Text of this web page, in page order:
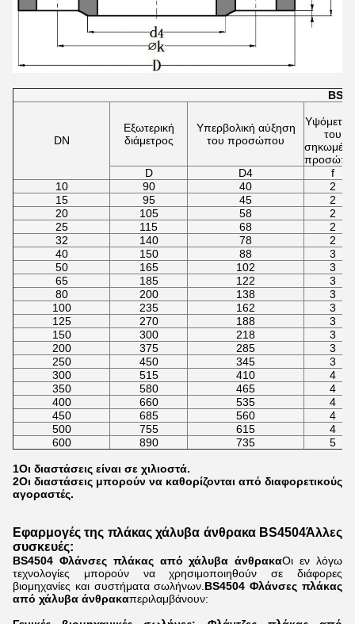
BS
DN
Εξωτερική
διάμετρος
Υπερβολική αύξηση
του προσώπου
του
D
D4
f
10
90 40
2
15
95 45
2
20
105 58
2
25
115 68
2
32
140 78
2
40
150 88
3
50
165 102
3
65
185 122
3
80
200 138
3
100
235 162
3
125
270 188
3
150
300 218
3
200
375 285
3
250
450 345
3
300
515 410
4
350
580 465
4
400
660 535
4
450
685 560
4
500
755 615
4
600
890 735 5
1Οι διαστάσεις είναι σε χιλιοστά.
2Οι διαστάσεις μπορούν να καθορίζονται από διαφορετικούς
αγοραστές.
Εφαρμογές της πλάκας χάλυβα άνθρακα BS4504Άλλες
συσκευές:
BS4504 Φλάνσες πλάκας από χάλυβα άνθρακαΟι εν λόγω
τεχνολογίες μπορούν να χρησιμοποιηθούν σε διάφορες
βιομηχανίες και συστήματα σωλήνων. BS4504 Φλάνσες πλάκας
από χάλυβα άνθρακαπεριλαμβάνουν: